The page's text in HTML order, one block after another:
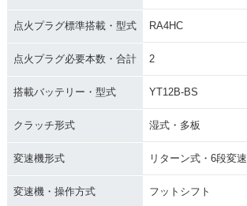
点火プラグ標準搭載・型式 RA4HC
点火プラグ必要本数・合計 2
搭載バッテリー・型式 YT12B-BS
クラッチ形式 湿式・多板
変速機形式 リターン式・6段変速
変速機・操作方式 フットシフト